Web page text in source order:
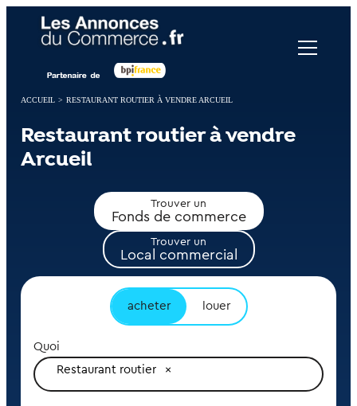
ACCUEIL > RESTAURANT ROUTIER À VENDRE ARCUEIL
Restaurant routier à vendre
Arcueil
Trouver un
Fonds de commerce
Trouver un
Local commercial
acheter louer
Quoi
Restaurant routier
Panneau de gestion des cookies